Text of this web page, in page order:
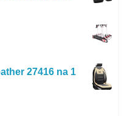
27416 na 1